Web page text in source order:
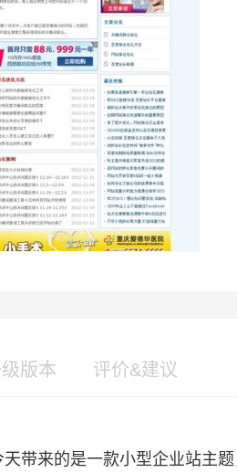
版本 评价&建议
天带来的是一款小型企业站主